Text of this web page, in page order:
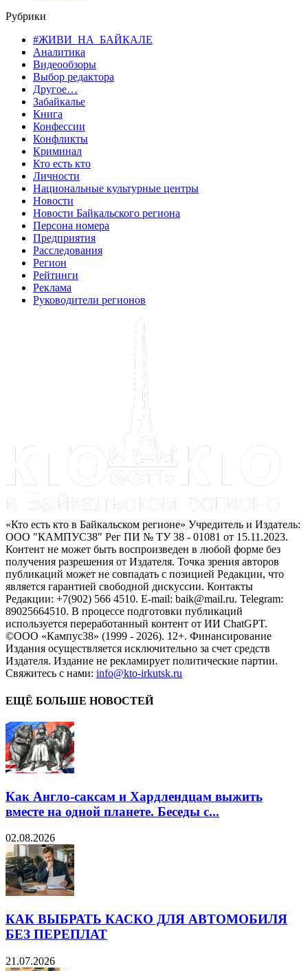
Рубрики
#ЖИВИ_НА_БАЙКАЛЕ
Аналитика
Видеообзоры
Выбор редактора
Другое…
Забайкалье
Книга
Конфессии
Конфликты
Криминал
Кто есть кто
Личности
Национальные культурные центры
Новости
Новости Байкальского региона
Персона номера
Предприятия
Расследования
Регион
Рейтинги
Реклама
Руководители регионов
«Кто есть кто в Байкальском регионе» Учредитель и Издатель:
ООО "КАМПУС38" Рег ПИ № ТУ 38 - 01081 от 15.11.2023.
Контент не может быть воспроизведен в любой форме без
получения разрешения от Издателя. Точка зрения авторов
публикаций может не совпадать с позицией Редакции, что
является гарантией свободной дискуссии. Контакты
Редакции: +7(902) 566 4510. E-mail: baik@mail.ru. Telegram:
89025664510. В процессе подготовки публикаций
используется переработанный контент от ИИ ChatGPT.
©ООО «Кампус38» (1999 - 2026). 12+. Финансирование
Издания осуществляется исключительно за счет средств
Издателя. Издание не рекламирует политические партии.
Свяжитесь с нами: info@kto-irkutsk.ru
ЕЩЁ БОЛЬШЕ НОВОСТЕЙ
Как Англо-саксам и Хардлендцам выжить
вместе на одной планете. Беседы с...
02.08.2026
КАК ВЫБРАТЬ КАСКО ДЛЯ АВТОМОБИЛЯ
БЕЗ ПЕРЕПЛАТ
21.07.2026